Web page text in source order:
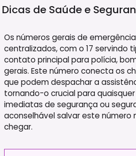
Dicas de Saúde e
Os números gerais de
centralizados, com o 17 servindo
contato principal para polícia,
gerais. Este número conecta os
que podem despachar a
tornando-o crucial para
imediatas de segurança ou
aconselhável salvar este número
chegar.